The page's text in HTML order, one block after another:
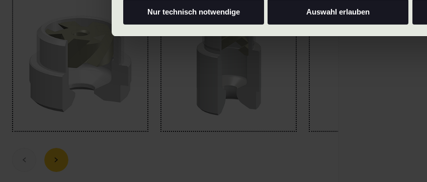
Nur technisch notwendige Auswahl erlauben